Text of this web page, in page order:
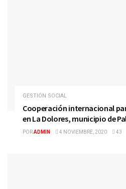
GESTIÓN SOCIAL
Cooperación internacional
en La Dolores, municipio de
PORADMIN 4 NOVIEMBRE, 2020 43